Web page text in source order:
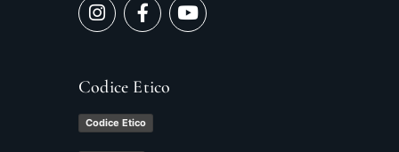
Codice Etico
Codice Etico